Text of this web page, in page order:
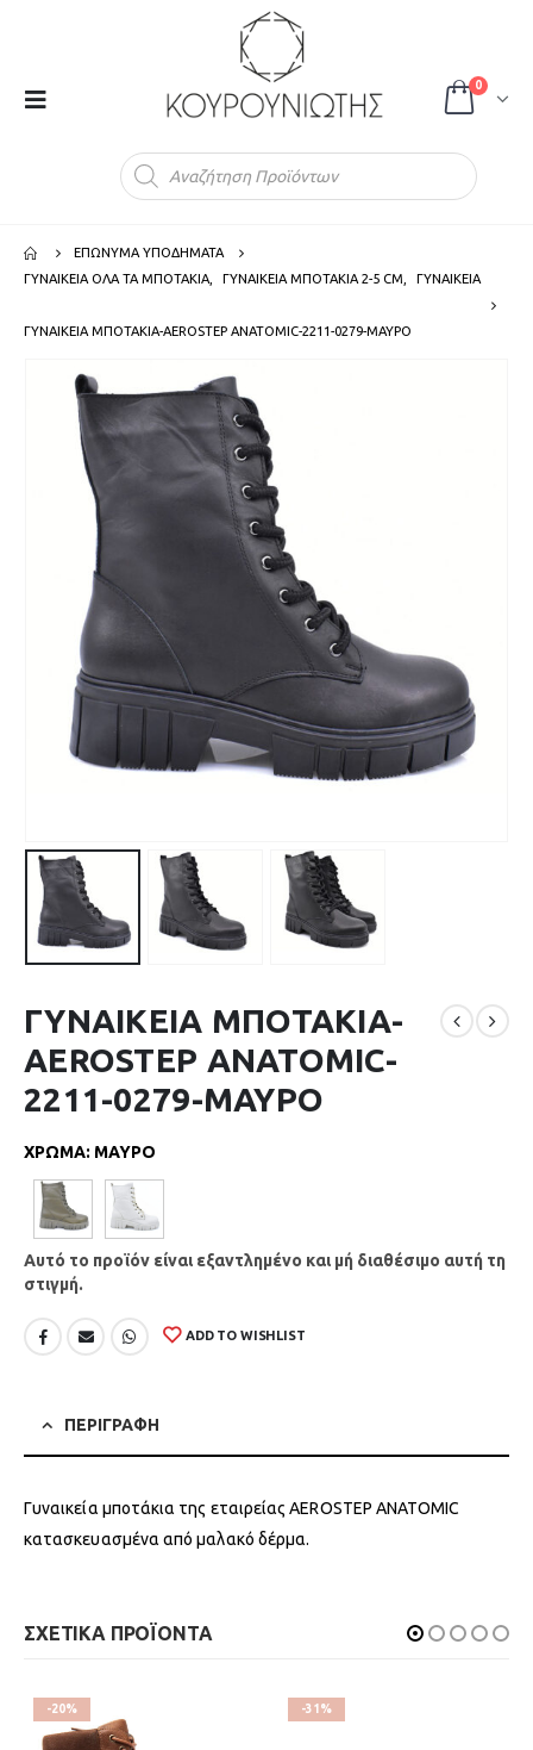
0
ΕΠΩΝΥΜΑ ΥΠΟΔΗΜΑΤΑ
ΓΥΝΑΙΚΕΙΑ ΟΛΑ ΤΑ ΜΠΟΤΑΚΙΑ
ΓΥΝΑΙΚΕΙΑ ΜΠΟΤΑΚΙΑ 2-5 CM ΓΥΝΑΙΚΕΙΑ
ΓΥΝΑΙΚΕΙΑ ΜΠΟΤΑΚΙΑ-AEROSTEP ANATOMIC-2211-0279-ΜΑΥΡΟ
ΓΥΝΑΙΚΕΙΑ ΜΠΟΤΑΚΙΑ-
AEROSTEP ANATOMIC-
2211-0279-ΜΑΥΡΟ
ΧΡΩΜΑ: ΜΑΥΡΟ
Αυτό το προϊόν είναι εξαντλημένο και μή διαθέσιμο αυτή τη
στιγμή.
ADD TO WISHLIST
ΠΕΡΙΓΡΑΦΗ
Γυναικεία μποτάκια της εταιρείας AEROSTEP ANATOMIC
κατασκευασμένα από μαλακό δέρμα.
ΣΧΕΤΙΚΑ ΠΡΟΪΟΝΤΑ
-20% -31%